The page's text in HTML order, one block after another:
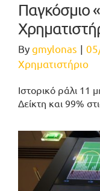
Παγκόσμιο
Bygmylonas |
Χρηματιστήριο
Ιστορικό ράλι 11
Δείκτη και 99%